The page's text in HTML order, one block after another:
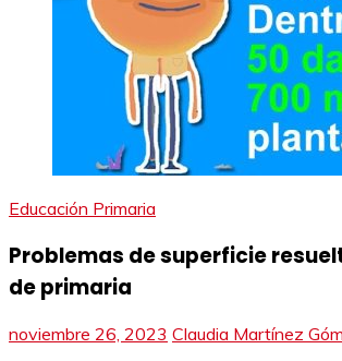
Educación Primaria
Problemas de superficie
de primaria
noviembre 26, 2023 Claudia Martínez